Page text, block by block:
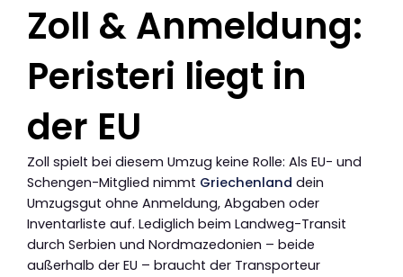
Zoll & Anmeldung:
Peristeri liegt in
der EU
Zoll spielt bei diesem Umzug keine Rolle: Als EU- und
Schengen-Mitglied nimmt Griechenland dein
Umzugsgut ohne Anmeldung, Abgaben oder
Inventarliste auf. Lediglich beim Landweg-Transit
durch Serbien und Nordmazedonien – beide
außerhalb der EU – braucht der Transporteur